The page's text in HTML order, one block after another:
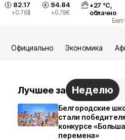
82.17
+0.76$
94.84
+0.78€
+27 °С,
облачно
Официально Экономика
Лучшее за Неделю
Белгородские
стали
конкурсе
перемена»